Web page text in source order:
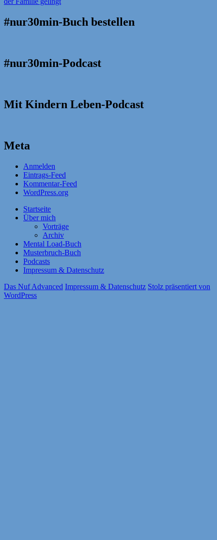
#nur30min-Buch bestellen
#nur30min-Podcast
Mit Kindern Leben-Podcast
Meta
Anmelden
Eintrags-Feed
Kommentar-Feed
WordPress.org
Startseite
Über mich
Vorträge
Archiv
Mental Load-Buch
Musterbruch-Buch
Podcasts
Impressum & Datenschutz
Das Nuf Advanced Impressum & Datenschutz Stolz präsentiert von
WordPress